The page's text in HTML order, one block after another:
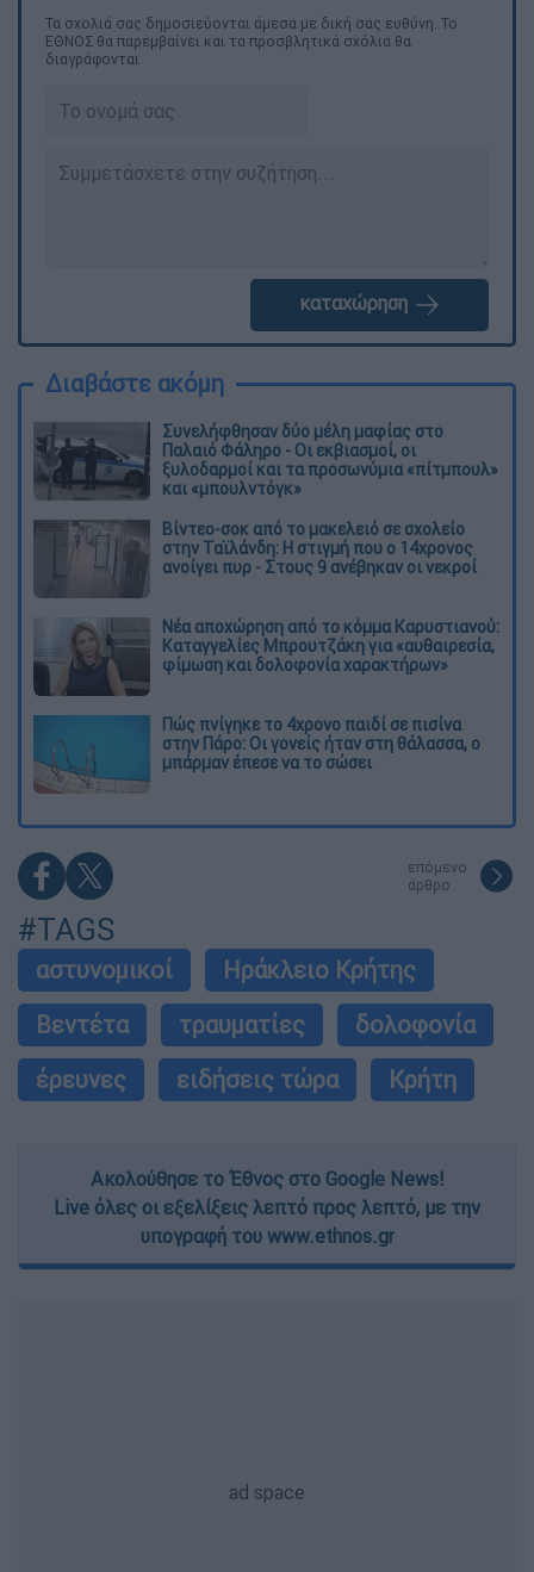
Τα σχολιά σας δημοσιεύονται άμεσα με δική σας ευθύνη. Το
ΕΘΝΟΣ θα παρεμβαίνει και τα προσβλητικά σχόλια θα
διαγράφονται
καταχώρηση
Διαβάστε ακόμη
Συνελήφθησαν δύο μέλη μαφίας στο
Παλαιό Φάληρο - Οι εκβιασμοί, οι
ξυλοδαρμοί και τα προσωνύμια «πίτμπουλ»
και «μπουλντόγκ»
Βίντεο-σοκ από το μακελειό σε σχολείο
στην Ταϊλάνδη: Η στιγμή που ο 14χρονος
ανοίγει πυρ - Στους 9 ανέβηκαν οι νεκροί
Νέα αποχώρηση από το κόμμα Καρυστιανού:
Καταγγελίες Μπρουτζάκη για «αυθαιρεσία,
φίμωση και δολοφονία χαρακτήρων»
Πώς πνίγηκε το 4χρονο παιδί σε πισίνα
στην Πάρο: Οι γονείς ήταν στη θάλασσα, ο
μπάρμαν έπεσε να το σώσει
επόμενο
άρθρο
#TAGS
αστυνομικοί
Ηράκλειο Κρήτης
Βεντέτα
τραυματίες
δολοφονία
έρευνες
ειδήσεις τώρα Κρήτη
Ακολούθησε το Έθνος στο Google News!
Live όλες οι εξελίξεις λεπτό προς λεπτό, με την
υπογραφή του www.ethnos.gr